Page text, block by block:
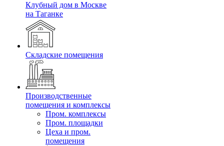
Клубный дом в Москве
на Таганке
Складские помещения
Производственные
помещения и комплексы
Пром. комплексы
Пром. площадки
Цеха и пром.
помещения